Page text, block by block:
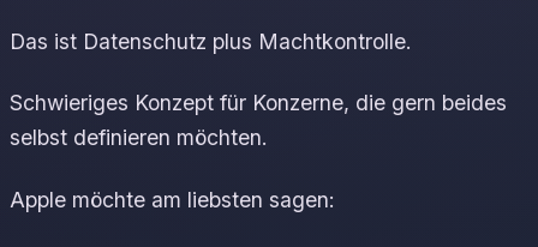
Das ist Datenschutz plus Machtkontrolle.
Schwieriges Konzept für Konzerne, die gern beides
selbst definieren möchten.
Apple möchte am liebsten sagen: